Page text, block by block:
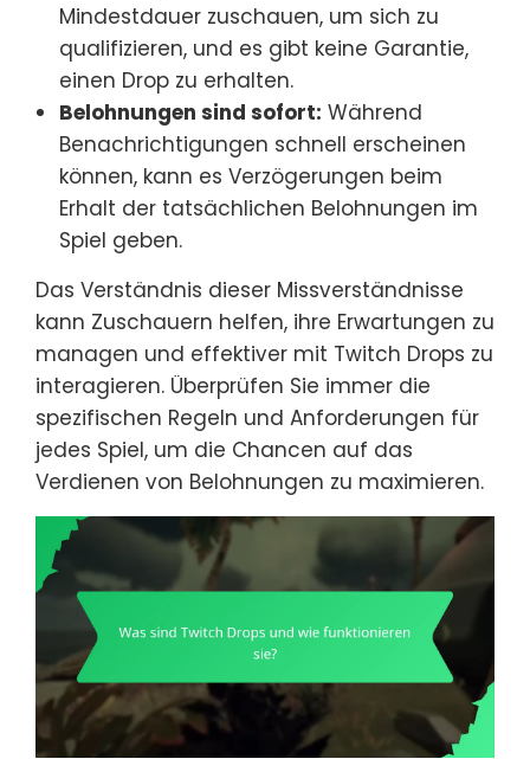
Mindestdauer zuschauen, um sich zu
qualifizieren, und es gibt keine Garantie,
einen Drop zu erhalten.
Belohnungen sind sofort: Während
Benachrichtigungen schnell erscheinen
können, kann es Verzögerungen beim
Erhalt der tatsächlichen Belohnungen im
Spiel geben.
Das Verständnis dieser Missverständnisse
kann Zuschauern helfen, ihre Erwartungen zu
managen und effektiver mit Twitch Drops zu
interagieren. Überprüfen Sie immer die
spezifischen Regeln und Anforderungen für
jedes Spiel, um die Chancen auf das
Verdienen von Belohnungen zu maximieren.